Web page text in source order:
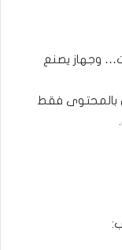
وجهاز يصنع
بالمحتوى فقط